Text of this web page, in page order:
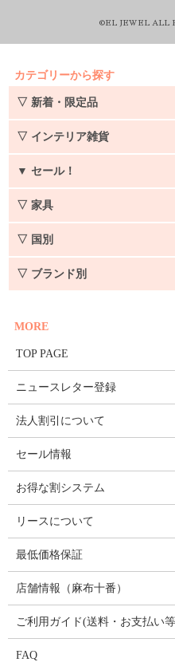
©EL JEWEL ALL
カテゴリーから探す
▽ 新着・限定品
▽ インテリア雑貨
▼ セール！
▽ 家具
▽ 国別
▽ ブランド別
MORE
TOP PAGE
ニュースレター登録
法人割引について
セール情報
お得な割システム
リースについて
最低価格保証
店舗情報（麻布十番）
ご利用ガイド(送料・お支払い
FAQ